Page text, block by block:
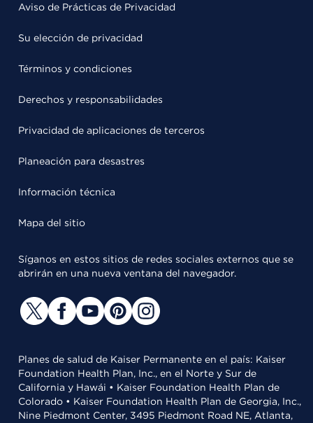
Aviso de Prácticas de Privacidad
Su elección de privacidad
Términos y condiciones
Derechos y responsabilidades
Privacidad de aplicaciones de terceros
Planeación para desastres
Información técnica
Mapa del sitio
Síganos en estos sitios de redes sociales externos que se
abrirán en una nueva ventana del navegador.
Planes de salud de Kaiser Permanente en el país: Kaiser
Foundation Health Plan, Inc., en el Norte y Sur de
California y Hawái • Kaiser Foundation Health Plan de
Colorado • Kaiser Foundation Health Plan de Georgia, Inc.,
Nine Piedmont Center, 3495 Piedmont Road NE, Atlanta,